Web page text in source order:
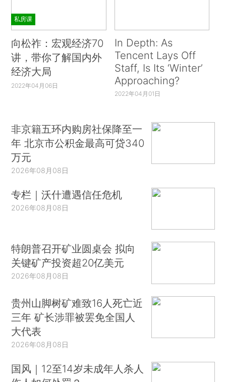
私房课
向松祚：宏观经济70
讲，带你了解国内外
经济大局
2022年04月06日
In Depth: As
Tencent Lays Off
Staff, Is Its ‘Winter’
Approaching?
2022年04月01日
非京籍五环内购房社保降至一
年 北京市公积金最高可贷340
万元
2026年08月08日
专栏｜沃什遭遇信任危机
2026年08月08日
特朗普召开矿业圆桌会 拟向
关键矿产投资超20亿美元
2026年08月08日
贵州山脚树矿难致16人死亡近
三年 矿长涉罪被罢免全国人
大代表
2026年08月08日
国风｜12至14岁未成年人杀人